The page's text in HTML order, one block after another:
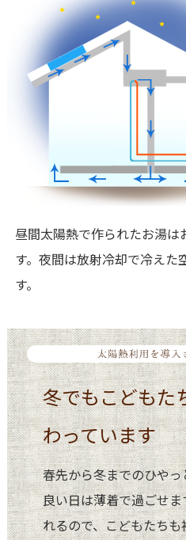
昼間太陽熱で作られたお湯は
す。夜間は放射冷却で冷えた
す。
冬でもこどもた
わっています
春先から冬までのひや
良い日は薄着で過ごせ
れるので、こどもたち